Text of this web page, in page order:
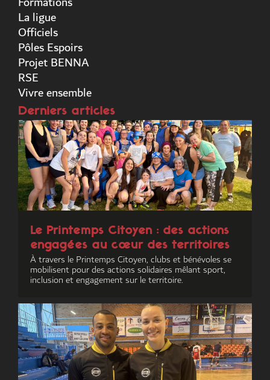
La ligue
Officiels
Pôles Espoirs
Projet BENNA
RSE
Vivre ensemble
Derniers articles
Le Printemps Citoyen : des actions
engagées au cœur des territoires
À travers le Printemps Citoyen, clubs et bénévoles se
mobilisent pour des actions solidaires mêlant sport,
inclusion et engagement sur le territoire.